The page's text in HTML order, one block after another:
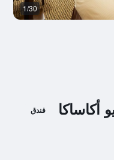
أكاساكا فندق
1/30